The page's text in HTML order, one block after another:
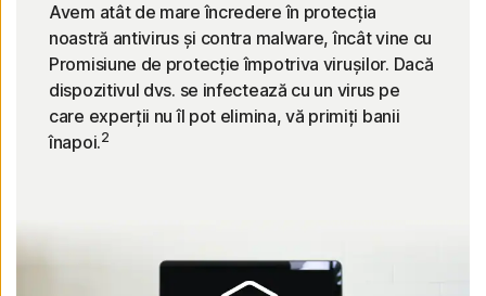
Avem atât de mare încredere în protecția
noastră antivirus și contra malware, încât vine cu
Promisiune de protecție împotriva virușilor. Dacă
dispozitivul dvs. se infectează cu un virus pe
care experții nu îl pot elimina, vă primiți banii
înapoi.2